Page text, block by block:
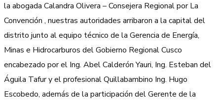
la abogada Calandra Olivera – Consejera Regional por La
Convención , nuestras autoridades arribaron a la capital del
distrito junto al equipo técnico de la Gerencia de Energía,
Minas e Hidrocarburos del Gobierno Regional Cusco
encabezado por el Ing. Abel Calderón Yauri, Ing. Esteban del
Águila Tafur y el profesional Quillabambino Ing. Hugo
Escobedo, además de la participación del Gerente de la